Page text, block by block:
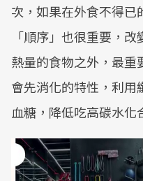
次，如果在外食不得已
「順序」也很重要，
熱量的食物之外，最重
會先消化的特性，利用
血糖，降低吃高碳水化